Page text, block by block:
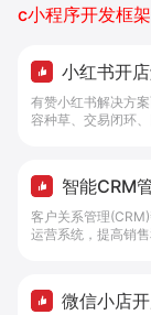
c小程序开发框
小红书开
化工具 -
有赞小红书解决方
容种草、交易闭环
智能CRM
赞科技
客户关系管理
运营系统，提高销
微信小店